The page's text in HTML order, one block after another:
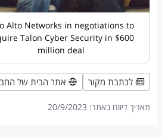
Alto Networks in negotiations to
Talon Cyber Security in $600
million deal
לכתבת מקור אתר הבית של
תאריך דיווח באתר: 20/9/2023